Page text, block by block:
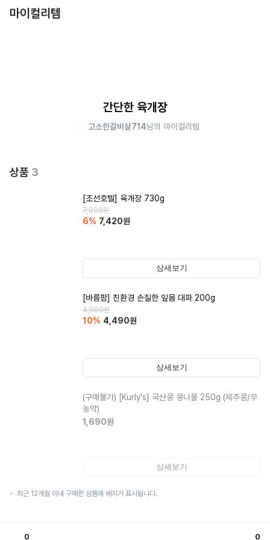
마이컬리템
간단한 육개장
고소한갈비살714님의 마이컬리템
상품 3
[조선호텔] 육개장 730g
7,900원
6% 7,420원
상세보기
[바름팜] 친환경 손질한 잎몸 대파 200g
4,990원
10% 4,490원
상세보기
(구매불가) [Kurly's] 국산콩 콩나물 250g (제주콩/무
농약)
1,690원
상세보기
최근 12개월 이내 구매한 상품에 배지가 표시됩니다.
0 0